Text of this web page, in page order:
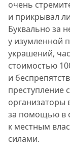
очень
и прикрывал
Буквально за
у изумленной
украшений,
стоимостью
и
преступление
организаторы
за помощью в
к местным
силами.